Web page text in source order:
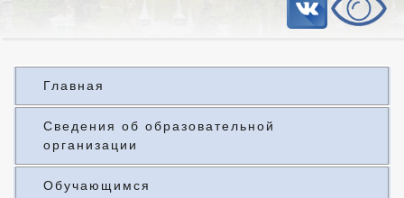
Главная
Сведения об образовательной
организации
Обучающимся